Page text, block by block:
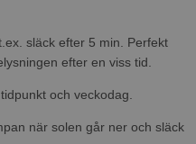
släck efter 5 min. Perfekt
efter en viss tid.
och veckodag.
när solen går ner och släck